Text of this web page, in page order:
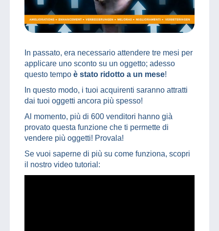
In passato, era necessario attendere tre mesi per
applicare uno sconto su un oggetto; adesso
questo tempo è stato ridotto a un mese!
In questo modo, i tuoi acquirenti saranno attratti
dai tuoi oggetti ancora più spesso!
Al momento, più di 600 venditori hanno già
provato questa funzione che ti permette di
vendere più oggetti! Provala!
Se vuoi saperne di più su come funziona, scopri
il nostro video tutorial: